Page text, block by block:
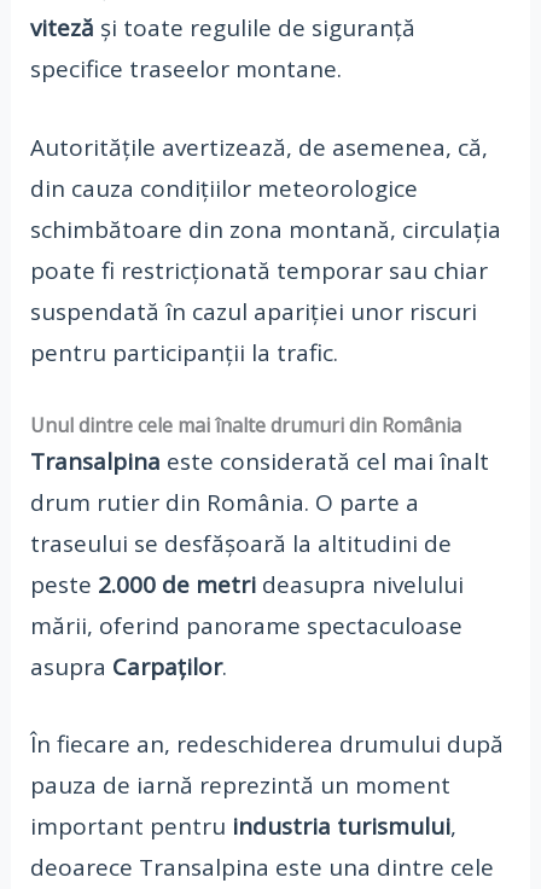
viteză și toate regulile de siguranță
specifice traseelor montane.
Autoritățile avertizează, de asemenea, că,
din cauza condițiilor meteorologice
schimbătoare din zona montană, circulația
poate fi restricționată temporar sau chiar
suspendată în cazul apariției unor riscuri
pentru participanții la trafic.
Unul dintre cele mai înalte drumuri din România
Transalpina este considerată cel mai înalt
drum rutier din România. O parte a
traseului se desfășoară la altitudini de
peste 2.000 de metrideasupra nivelului
mării, oferind panorame spectaculoase
asupra Carpaților.
În fiecare an, redeschiderea drumului după
pauza de iarnă reprezintă un moment
important pentru industria turismului,
deoarece Transalpina este una dintre cele